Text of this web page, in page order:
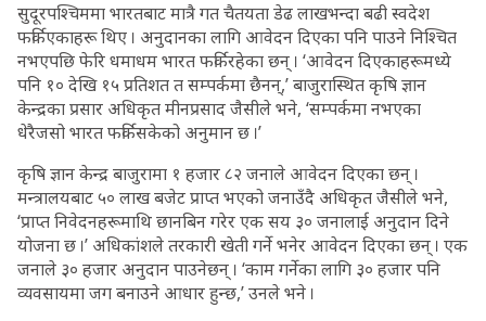
सुदूरपश्चिममा भारतबाट मात्रै गत चैतयता डेढ लाखभन्दा बढी स्वदेश
फर्किएकाहरू थिए । अनुदानका लागि आवेदन दिएका पनि पाउने निश्चित
नभएपछि फेरि धमाधम भारत फर्किरहेका छन् । ‘आवेदन दिएकाहरूमध्ये
पनि १० देखि १५ प्रतिशत त सम्पर्कमा छैनन्,’ बाजुरास्थित कृषि ज्ञान
केन्द्रका प्रसार अधिकृत मीनप्रसाद जैसीले भने, ‘सम्पर्कमा नभएका
धेरैजसो भारत फर्किसकेको अनुमान छ ।’
कृषि ज्ञान केन्द्र बाजुरामा १ हजार ८२ जनाले आवेदन दिएका छन् ।
मन्त्रालयबाट ५० लाख बजेट प्राप्त भएको जनाउँदै अधिकृत जैसीले भने,
‘प्राप्त निवेदनहरूमाथि छानबिन गरेर एक सय ३० जनालाई अनुदान दिने
योजना छ ।’ अधिकांशले तरकारी खेती गर्ने भनेर आवेदन दिएका छन् । एक
जनाले ३० हजार अनुदान पाउनेछन् । ‘काम गर्नेका लागि ३० हजार पनि
व्यवसायमा जग बनाउने आधार हुन्छ,’ उनले भने ।